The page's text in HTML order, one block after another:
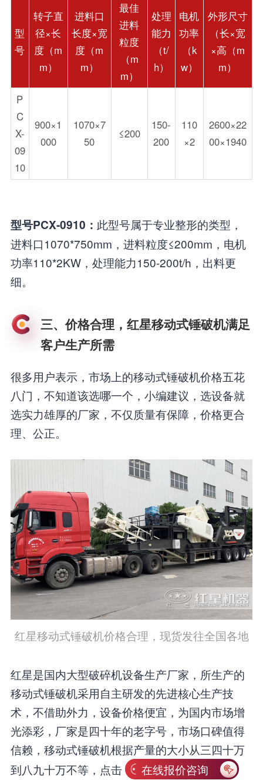
型
号
转子直
径×长
度（m
m）
进料口
长度×宽
度（m
m）
最佳
进料
粒度
（m
m）
处理
能力
（t/
h）
电机
功率
（k
w）
外形尺寸
（长×宽
×高（m
m）
P
C
X-
09
10
900×1
000
1070×7
50
≤200
150-
200
110
×2
2600×22
00×1940
型号PCX-0910： 此型号属于专业整形的类型，
进料口1070*750mm，进料粒度≤200mm，电机
功率110*2KW，处理能力150-200t/h，出料更
细。
三、价格合理，红星移动式锤破机满足
客户生产所需
很多用户表示，市场上的移动式锤破机价格五花
八门，不知道该选哪一个，小编建议，选设备就
选实力雄厚的厂家，不仅质量有保障，价格更合
理、公正。
红星移动式锤破机价格合理，现货发往全国各地
红星是国内大型破碎机设备生产厂家，所生产的
移动式锤破机采用自主研发的先进核心生产技
术，不借助外力，设备价格便宜，为国内市场增
光添彩，厂家是四十年的老字号，市场口碑值得
信赖，移动式锤破机根据产量的大小从三四十万
到八九十万不等，点击
在线报价咨询